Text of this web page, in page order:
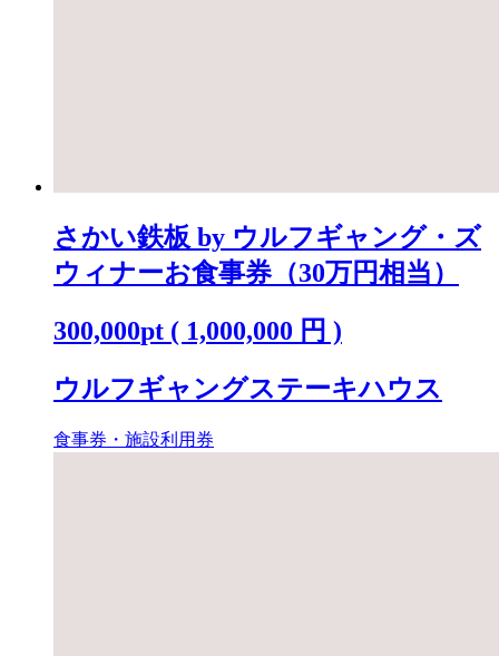
さかい鉄板 by ウルフギャング・ズ
ウィナーお食事券（30万円相当）
300,000pt ( 1,000,000 円 )
ウルフギャングステーキハウス
食事券・施設利用券